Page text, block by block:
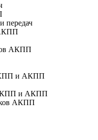
передач
АКПП
и АКПП
МКПП и АКПП
АКПП